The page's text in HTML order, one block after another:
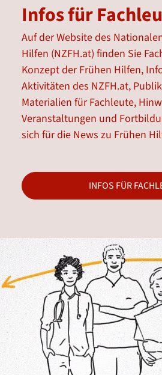
Infos für
Auf der Website des
Hilfen (NZFH.at) finden Sie
Konzept der Frühen Hilfen,
Aktivitäten des NZFH.at,
Materialien für Fachleute,
Veranstaltungen und
sich für die News zu Frühen
INFOS FÜR